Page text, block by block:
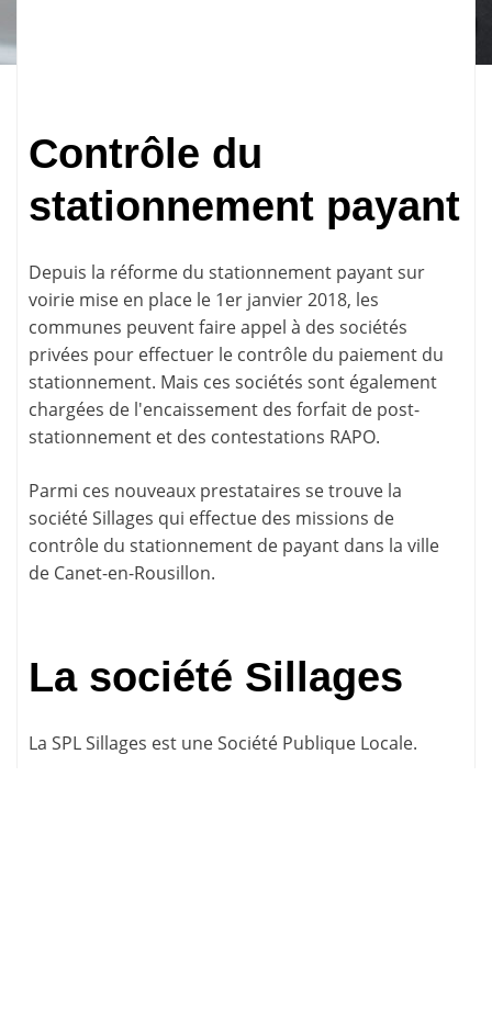
Contrôle du
stationnement payant
Depuis la réforme du stationnement payant sur
voirie mise en place le 1er janvier 2018, les
communes peuvent faire appel à des sociétés
privées pour effectuer le contrôle du paiement du
stationnement. Mais ces sociétés sont également
chargées de l'encaissement des forfait de post-
stationnement et des contestations RAPO.
Parmi ces nouveaux prestataires se trouve la
société Sillages qui effectue des missions de
contrôle du stationnement de payant dans la ville
de Canet-en-Rousillon.
La société Sillages
La SPL Sillages est une Société Publique Locale.